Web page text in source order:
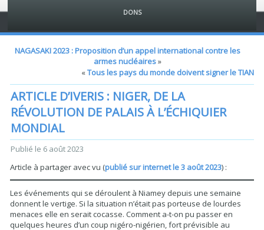
DONS
NAGASAKI 2023 : Proposition d’un appel international contre les
armes nucléaires»
«Tous les pays du monde doivent signer le TIAN
ARTICLE D’IVERIS : NIGER, DE LA
RÉVOLUTION DE PALAIS À L’ÉCHIQUIER
MONDIAL
Publié le 6 août 2023
Article à partager avec vu (publié sur internet le 3 août 2023) :
Les événements qui se déroulent à Niamey depuis une semaine
donnent le vertige. Si la situation n’était pas porteuse de lourdes
menaces elle en serait cocasse. Comment a-t-on pu passer en
quelques heures d’un coup nigéro-nigérien, fort prévisible au